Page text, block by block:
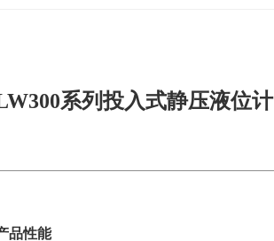
系列投入式静压液位计
品性能